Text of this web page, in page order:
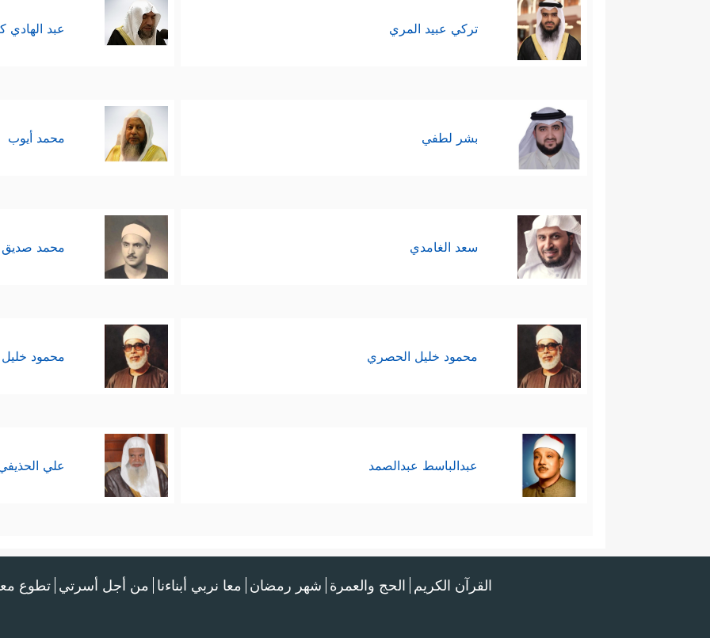
تركي عبيد المري عبد الهادي
بشر لطفي محمد أيوب
سعد الغامدي محمد صديق
محمود خليل الحصري محمود
عبدالباسط عبدالصمد علي
القرآن الكريم الحج والعمرة شهر رمضان معا نربي أبناءنا من أجل أسرتي تطوع